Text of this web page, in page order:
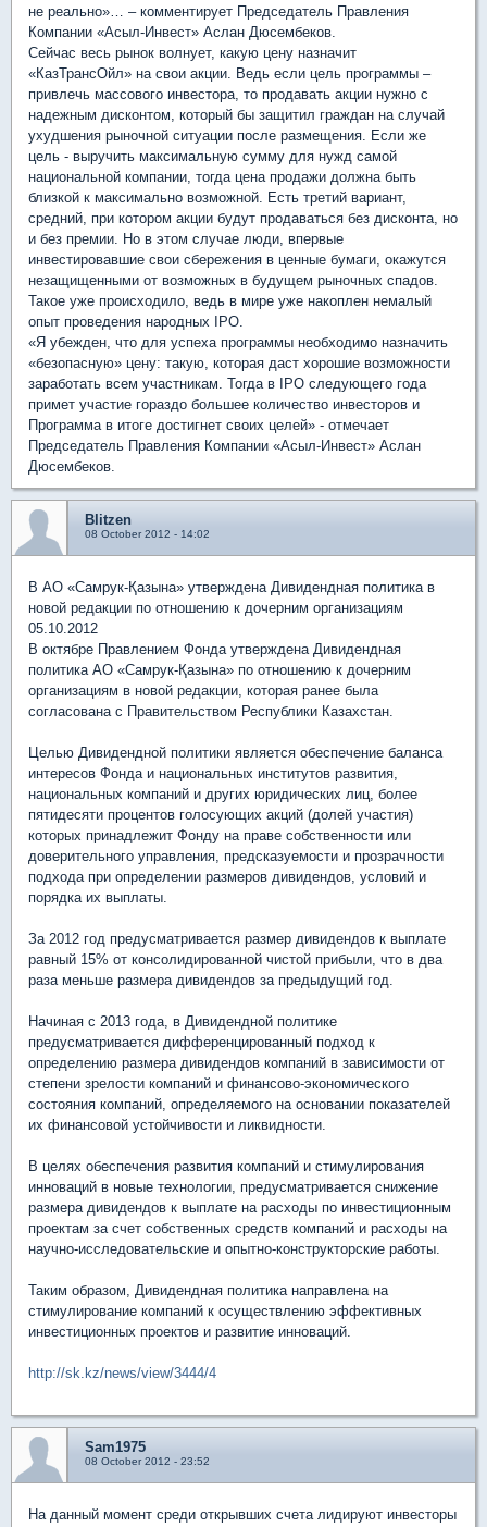
не реально»… – комментирует Председатель Правления
Компании «Асыл-Инвест» Аслан Дюсембеков.
Сейчас весь рынок волнует, какую цену назначит
«КазТрансОйл» на свои акции. Ведь если цель программы –
привлечь массового инвестора, то продавать акции нужно с
надежным дисконтом, который бы защитил граждан на случай
ухудшения рыночной ситуации после размещения. Если же
цель - выручить максимальную сумму для нужд самой
национальной компании, тогда цена продажи должна быть
близкой к максимально возможной. Есть третий вариант,
средний, при котором акции будут продаваться без дисконта, но
и без премии. Но в этом случае люди, впервые
инвестировавшие свои сбережения в ценные бумаги, окажутся
незащищенными от возможных в будущем рыночных спадов.
Такое уже происходило, ведь в мире уже накоплен немалый
опыт проведения народных IPO.
«Я убежден, что для успеха программы необходимо назначить
«безопасную» цену: такую, которая даст хорошие возможности
заработать всем участникам. Тогда в IPO следующего года
примет участие гораздо большее количество инвесторов и
Программа в итоге достигнет своих целей» - отмечает
Председатель Правления Компании «Асыл-Инвест» Аслан
Дюсембеков.
Blitzen
08 October 2012 - 14:02
В АО «Самрук-Қазына» утверждена Дивидендная политика в
новой редакции по отношению к дочерним организациям
05.10.2012
В октябре Правлением Фонда утверждена Дивидендная
политика АО «Самрук-Қазына» по отношению к дочерним
организациям в новой редакции, которая ранее была
согласована с Правительством Республики Казахстан.
Целью Дивидендной политики является обеспечение баланса
интересов Фонда и национальных институтов развития,
национальных компаний и других юридических лиц, более
пятидесяти процентов голосующих акций (долей участия)
которых принадлежит Фонду на праве собственности или
доверительного управления, предсказуемости и прозрачности
подхода при определении размеров дивидендов, условий и
порядка их выплаты.
За 2012 год предусматривается размер дивидендов к выплате
равный 15% от консолидированной чистой прибыли, что в два
раза меньше размера дивидендов за предыдущий год.
Начиная с 2013 года, в Дивидендной политике
предусматривается дифференцированный подход к
определению размера дивидендов компаний в зависимости от
степени зрелости компаний и финансово-экономического
состояния компаний, определяемого на основании показателей
их финансовой устойчивости и ликвидности.
В целях обеспечения развития компаний и стимулирования
инноваций в новые технологии, предусматривается снижение
размера дивидендов к выплате на расходы по инвестиционным
проектам за счет собственных средств компаний и расходы на
научно-исследовательские и опытно-конструкторские работы.
Таким образом, Дивидендная политика направлена на
стимулирование компаний к осуществлению эффективных
инвестиционных проектов и развитие инноваций.
http://sk.kz/news/view/3444/4
Sam1975
08 October 2012 - 23:52
На данный момент среди открывших счета лидируют инвесторы